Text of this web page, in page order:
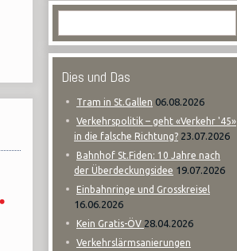
Dies und Das
Tram in St.Gallen 06.08.2026
Verkehrspolitik – geht «Verkehr '45»
in die falsche Richtung? 23.07.2026
Bahnhof St.Fiden: 10 Jahre nach
der Überdeckungsidee 19.07.2026
Einbahnringe und Grosskreisel
16.06.2026
Kein Gratis-ÖV 28.04.2026
Verkehrslärmsanierungen